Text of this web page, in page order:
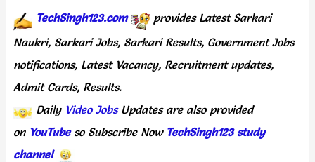
TechSingh123.com
provides Latest Sarkari
Naukri, Sarkari Jobs, Sarkari Results, Government Jobs
notifications, Latest Vacancy, Recruitment updates,
Admit Cards, Results.
Daily Video JobsUpdates are also provided
on YouTubeso Subscribe Now TechSingh123 study
channel